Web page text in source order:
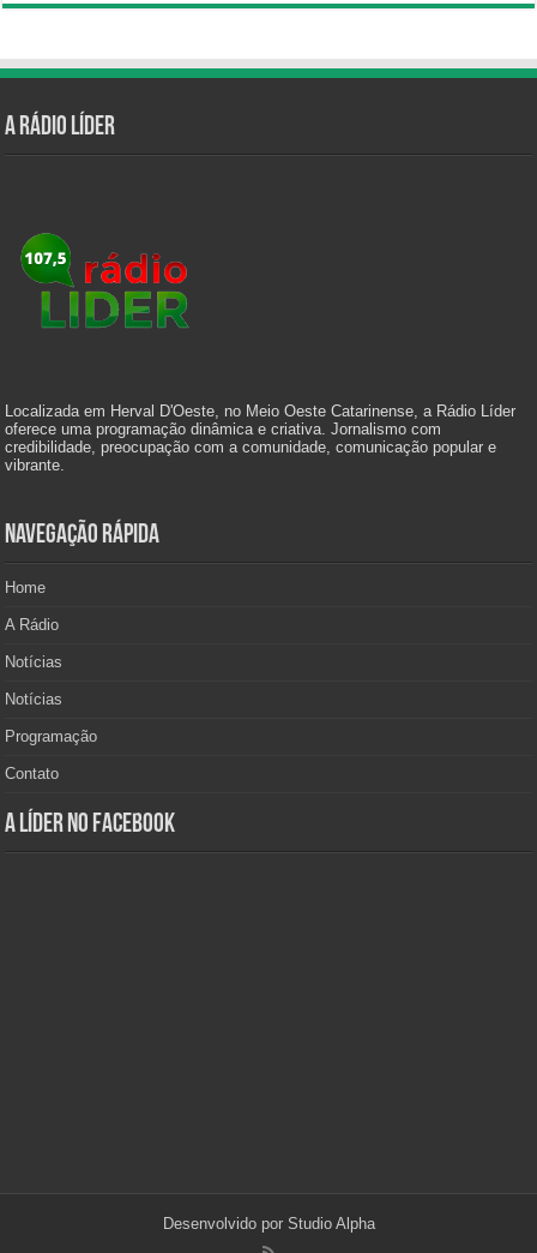
A Rádio Líder
Localizada em Herval D'Oeste, no Meio Oeste Catarinense, a Rádio Líder
oferece uma programação dinâmica e criativa. Jornalismo com
credibilidade, preocupação com a comunidade, comunicação popular e
vibrante.
Navegação Rápida
Home
A Rádio
Notícias
Notícias
Programação
Contato
A Líder no Facebook
Desenvolvido por Studio Alpha